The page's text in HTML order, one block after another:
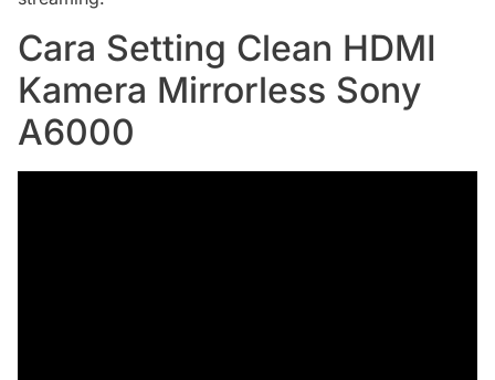
Cara Setting Clean HDMI
Kamera Mirrorless Sony
A6000